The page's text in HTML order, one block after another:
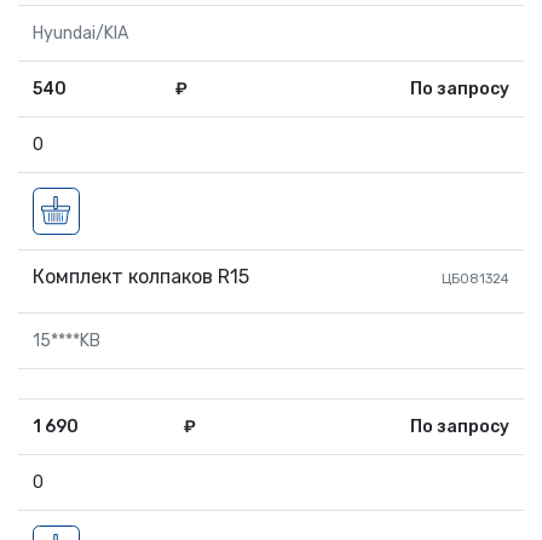
Hyundai/KIA
540 ₽ По запросу
0
Комплект колпаков R15 ЦБ081324
15****KB
1 690 ₽ По запросу
0